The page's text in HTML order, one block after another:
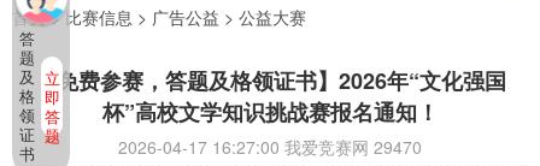
首页>比赛信息 > 广告公益 > 公益大赛
【免费参赛，答题及格领证书】2026年“文化强国
杯”高校文学知识挑战赛报名通知！
2026-04-17 16:27:00 我爱竞赛网 29470
答
题
及
格
领
证
书
立
即
答
题